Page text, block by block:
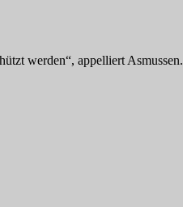
werden“, appelliert